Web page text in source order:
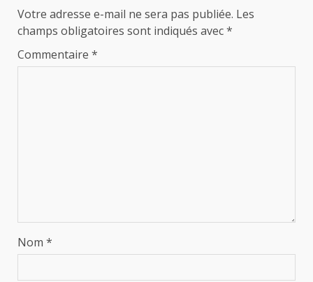
Votre adresse e-mail ne sera pas publiée. Les
champs obligatoires sont indiqués avec*
Commentaire *
Nom *